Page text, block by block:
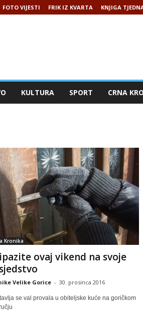
FOTO VIJESTI FRIK IZ KVARTA KNJIGA
KULTURA SPORT CRNA
Kronika
ovaj vikend na svoje
Velike Gorice - 30. prosinca 2016
se val provala u obiteljske kuće na goričkom